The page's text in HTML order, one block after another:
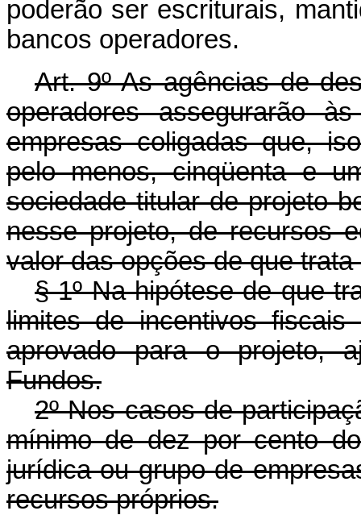
poderão ser escriturais,
bancos operadores.
Art. 9º As agências de
operadores assegurarão
empresas coligadas que,
pelo menos, cinqüenta e
sociedade titular de projeto
nesse projeto, de recursos
valor das opções de que trata
§ 1º Na hipótese de que
limites de incentivos fiscais
aprovado para o projeto,
Fundos.
2º Nos casos de
mínimo de dez por cento
jurídica ou grupo de
recursos próprios.